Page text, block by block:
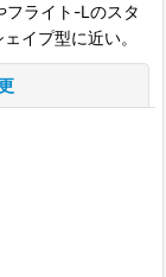
フライト-Lのスタ
イプ型に近い。